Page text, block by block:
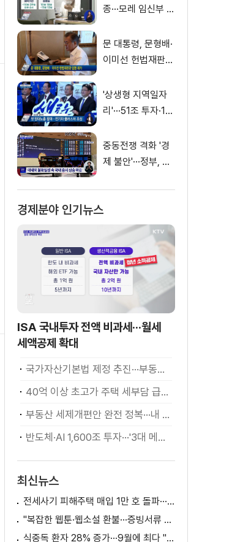
종···모레 임신부 사
문 대통령, 문형배·
이미선 헌법재판관
'상생형 지역일자
리'···51조 투자·13
중동전쟁 격화 '경
제 불안'···정부, 금
소화
경제분야 인기뉴스
ISA 국내투자 전액 비과세···월세
세액공제 확대
국가자산기본법 제정 추진···부동산·주식 등 통합 관리
40억 이상 초고가 주택 세부담 급증···실수요자 보호 강화
부동산 세제개편안 완전 정복···내 세금 어떻게 달라지나? [K-정책 사용법]
반도체·AI 1,600조 투자···'3대 메가프로젝트' 속도
최신뉴스
전세사기 피해주택 매입 1만 호 돌파···피해 지원 속도
"복잡한 웹툰·웹소설 환불···증빙서류 요구까지"
식중독 환자 28% 증가···9월에 최다 "입추 방심 금물"